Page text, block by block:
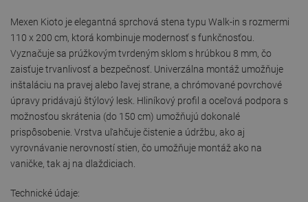
Mexen Kioto je elegantná sprchová stena typu Walk-in s rozmermi
110 x 200 cm, ktorá kombinuje modernosť s funkčnosťou.
Vyznačuje sa prúžkovým tvrdeným sklom s hrúbkou 8 mm, čo
zaisťuje trvanlivosť a bezpečnosť. Univerzálna montáž umožňuje
inštaláciu na pravej alebo ľavej strane, a chrómované povrchové
úpravy pridávajú štýlový lesk. Hliníkový profil a oceľová podpora s
možnosťou skrátenia (do 150 cm) umožňujú dokonalé
prispôsobenie. Vrstva uľahčuje čistenie a údržbu, ako aj
vyrovnávanie nerovností stien, čo umožňuje montáž ako na
vaničke, tak aj na dlaždiciach.
Technické údaje: